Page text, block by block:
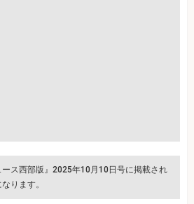
ース西部版』2025年10月10日号に掲載され
ります。